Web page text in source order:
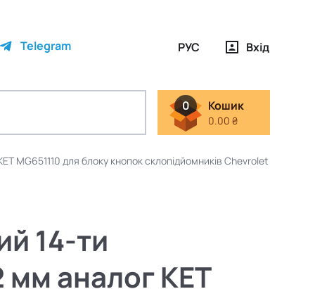
Telegram РУС Вхід
0 Кошик
0.00 ₴
MG651110 для блоку кнопок склопідйомників Chevrolet Aveo III
14-ти
мм аналог KET